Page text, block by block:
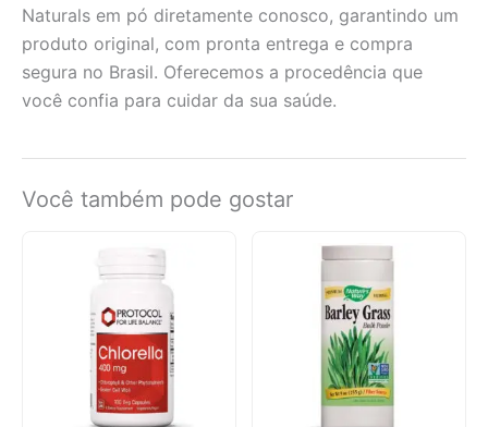
Naturals em pó diretamente conosco, garantindo um
produto original, com pronta entrega e compra
segura no Brasil. Oferecemos a procedência que
você confia para cuidar da sua saúde.
Você também pode gostar